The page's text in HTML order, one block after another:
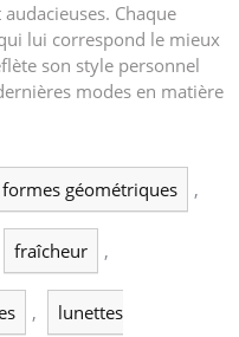
Chaque
lui correspond le mieux
son style personnel
modes en matière
formes géométriques ,
fraîcheur ,
, lunettes